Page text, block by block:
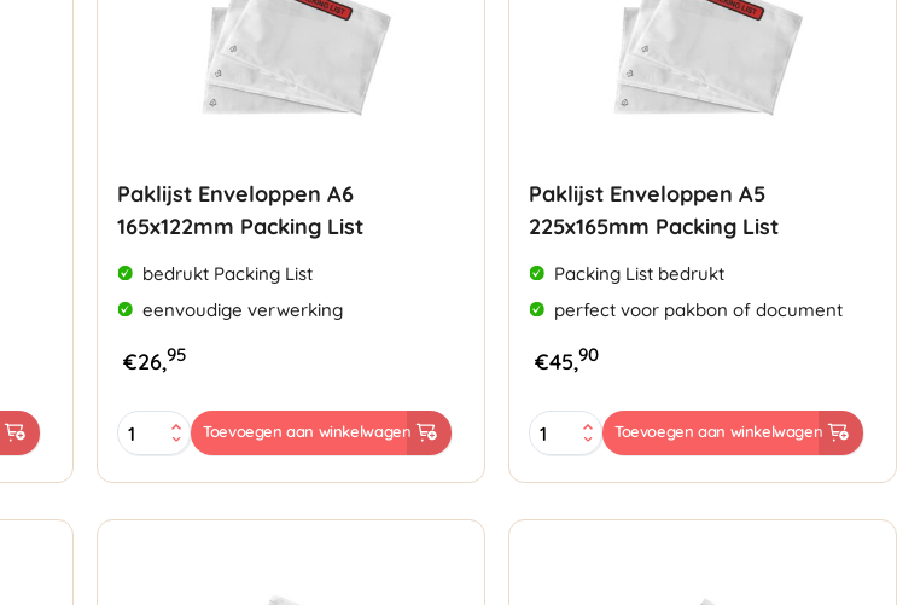
Paklijst Enveloppen A6
165x122mm Packing List
bedrukt Packing List
eenvoudige verwerking
€26,95
Paklijst
Enveloppen
165x122mm
Packing
Toevoegen aan winkelwagen
Paklijst Enveloppen A5
225x165mm Packing List
Packing List bedrukt
perfect voor pakbon of document
€45,90
Paklijst
Enveloppen
225x165mm
Packing
Toevoegen aan winkelwagen